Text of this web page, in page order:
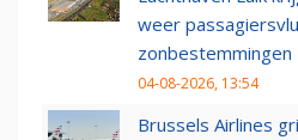
weer
zonbestemmingen
04-08-2026, 13:54
Brussels Airlines